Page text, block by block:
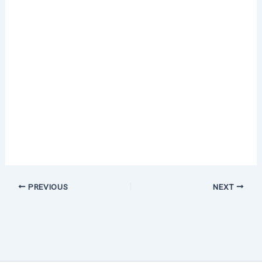
PREVIOUS NEXT